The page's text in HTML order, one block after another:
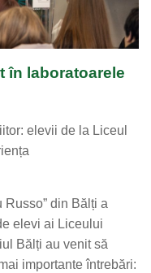
în laboratoarele
: elevii de la Liceul
Russo” din Bălți a
elevi ai Liceului
Bălți au venit să
importante întrebări: